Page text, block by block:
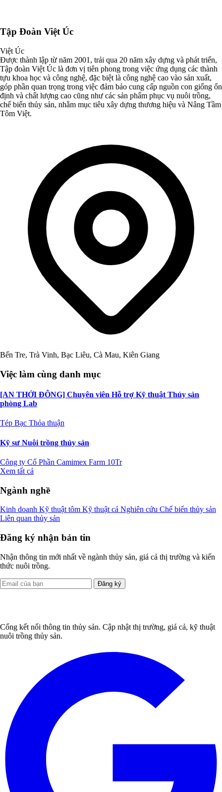
Tập Đoàn Việt Úc
Việt Úc
Được thành lập từ năm 2001, trải qua 20 năm xây dựng và phát triển,
Tập đoàn Việt Úc là đơn vị tiên phong trong việc ứng dụng các thành
tựu khoa học và công nghệ, đặc biệt là công nghệ cao vào sản xuất,
góp phần quan trọng trong việc đảm bảo cung cấp nguồn con giống ổn
định và chất lượng cao cũng như các sản phẩm phục vụ nuôi trồng,
chế biến thủy sản, nhằm mục tiêu xây dựng thương hiệu và Nâng Tầm
Tôm Việt.
Bến Tre, Trà Vinh, Bạc Liêu, Cà Mau, Kiên Giang
Việc làm cùng danh mục
[AN THỚI ĐÔNG] Chuyên viên Hỗ trợ Kỹ thuật Thủy sản
phòng Lab
Tép Bạc Thỏa thuận
Kỹ sư Nuôi trồng thủy sản
Công ty Cổ Phần Camimex Farm 10Tr
Xem tất cả
Ngành nghề
Kinh doanh Kỹ thuật tôm Kỹ thuật cá Nghiên cứu Chế biến thủy sản
Liên quan thủy sản
Đăng ký nhận bản tin
Nhận thông tin mới nhất về ngành thủy sản, giá cả thị trường và kiến
thức nuôi trồng.
Đăng ký
Cổng kết nối thông tin thủy sản. Cập nhật thị trường, giá cả, kỹ thuật
nuôi trồng thủy sản.